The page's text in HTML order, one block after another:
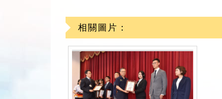
相關圖片：